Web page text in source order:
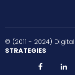
© (2011 - 2024)
STRATEGIES